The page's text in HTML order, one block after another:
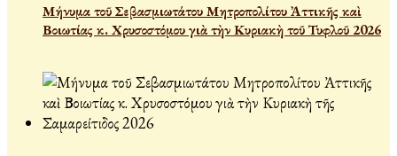
Μήνυμα τοῦ Σεβασμιωτάτου Μητροπολίτου Ἀττικῆς καὶ
Βοιωτίας κ. Χρυσοστόμου γιὰ τὴν Κυριακὴ τοῦ Τυφλοῦ 2026